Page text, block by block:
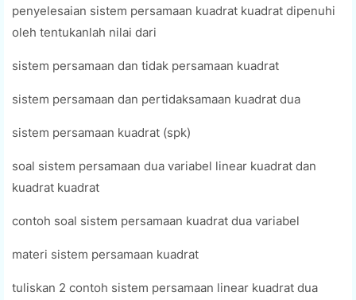
penyelesaian sistem persamaan kuadrat kuadrat dipenuhi
oleh tentukanlah nilai dari
sistem persamaan dan tidak persamaan kuadrat
sistem persamaan dan pertidaksamaan kuadrat dua
sistem persamaan kuadrat (spk)
soal sistem persamaan dua variabel linear kuadrat dan
kuadrat kuadrat
contoh soal sistem persamaan kuadrat dua variabel
materi sistem persamaan kuadrat
tuliskan 2 contoh sistem persamaan linear kuadrat dua